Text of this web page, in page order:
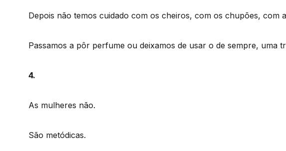
Depois não temos cuidado com os cheiros, com os chupões, com
Passamos a pôr perfume ou deixamos de usar o de sempre, uma
4.
As mulheres não.
São metódicas.